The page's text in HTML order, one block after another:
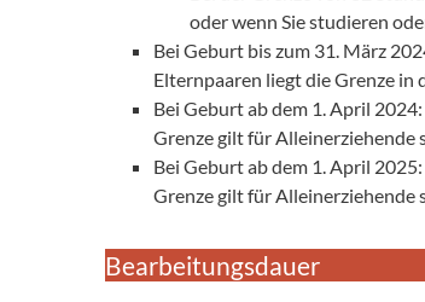
oder wenn Sie studieren
Bei Geburt bis zum 31. März
Elternpaaren liegt die Grenze in
Bei Geburt ab dem 1. April
Grenze gilt für Alleinerziehende
Bei Geburt ab dem 1. April
Grenze gilt für Alleinerziehende
Bearbeitungsdauer